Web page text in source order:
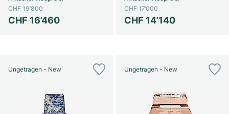
CHF 16’460
CHF 19’800
CHF 14’140
CHF 17’000
Ungetragen - New Ungetragen - New